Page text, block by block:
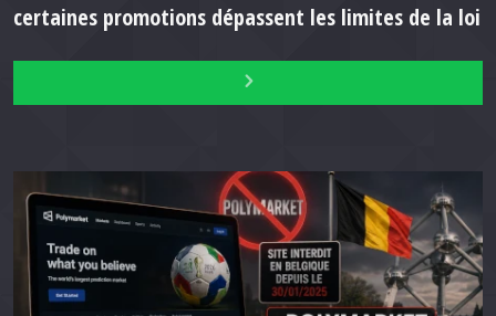
certaines promotions dépassent les limites de la loi